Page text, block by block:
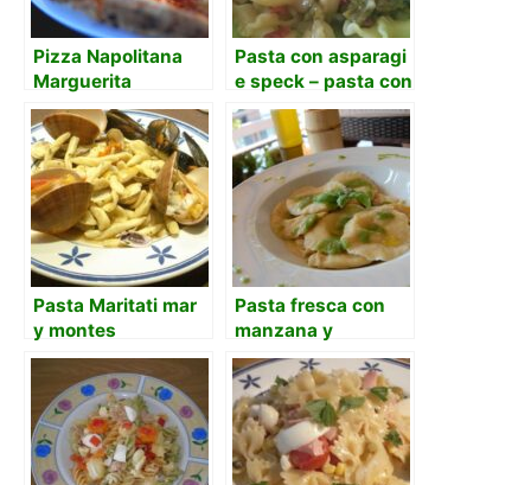
Pizza Napolitana
Marguerita
Pasta con asparagi
e speck – pasta con
espárragos y speck
Pasta Maritati mar
y montes
Pasta fresca con
manzana y
mozarella al pesto